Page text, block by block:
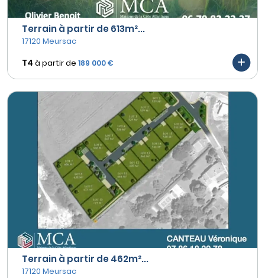
Terrain à partir de 613m²...
17120 Meursac
T4 à partir de 189 000 €
Terrain à partir de 462m²...
17120 Meursac